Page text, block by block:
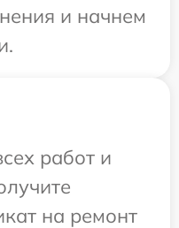
и начнем
работ и
на ремонт